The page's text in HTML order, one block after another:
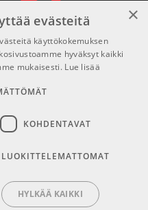
Sosiaaliset mediat
Facebook
Instagram
×
evästeitä
käyttökokemuksen
hyväksyt kaikki
mukaisesti. Lue lisää
KOHDENTAVAT
LUOKITTELEMATTOMAT
HYLKÄÄ KAIKKI